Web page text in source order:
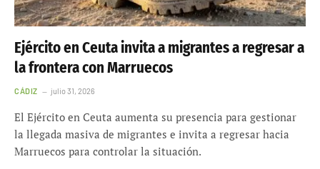
Ejército en Ceuta invita a migrantes a regresar a
la frontera con Marruecos
CÁDIZ julio 31, 2026
El Ejército en Ceuta aumenta su presencia para gestionar
la llegada masiva de migrantes e invita a regresar hacia
Marruecos para controlar la situación.